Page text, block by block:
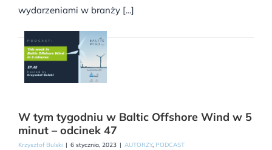
wydarzeniami w branży [...]
W tym tygodniu w Baltic Offshore Wind w 5
minut – odcinek 47
Krzysztof Bulski | 6 stycznia, 2023 | AUTORZY, PODCAST